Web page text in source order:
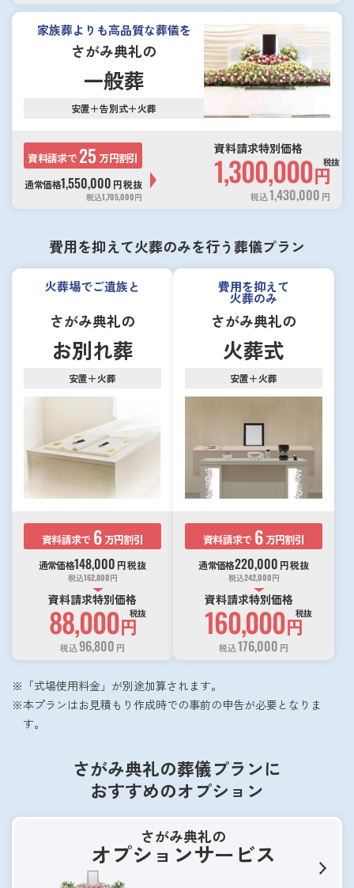
家族葬よりも高品質な葬儀を
さがみ典礼の
一般葬
安置＋告別式＋火葬
資料請求で 25 万円割引
通常価格1,550,000 円税抜
税込1,705,000円
資料請求特別価格
1,300,000円
税抜
税込1,430,000 円
費用を抑えて火葬のみを行う葬儀プラン
火葬場でご遺族と
さがみ典礼の
お別れ葬
安置＋火葬
資料請求で 6 万円割引
通常価格148,000 円税抜
税込162,800円
資料請求特別価格
88,000円
税抜
税込96,800 円
費用を抑えて
火葬のみ
さがみ典礼の
火葬式
安置＋火葬
資料請求で 6 万円割引
通常価格220,000 円税抜
税込242,000円
資料請求特別価格
160,000円
税抜
税込176,000 円
「式場使用料金」が別途加算されます。
本プランはお見積もり作成時での事前の申告が必要となりま
す。
さがみ典礼の葬儀プランに
おすすめのオプション
さがみ典礼の
オプションサービス